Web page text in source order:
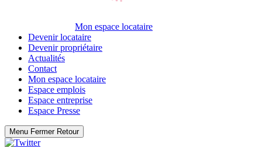
Mon espace locataire
Devenir locataire
Devenir propriétaire
Actualités
Contact
Mon espace locataire
Espace emplois
Espace entreprise
Espace Presse
Menu Fermer Retour